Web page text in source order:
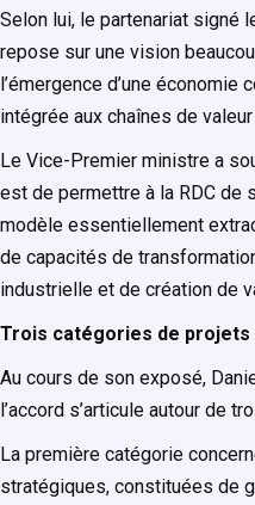
Selon lui, le partenariat signé
repose sur une vision
l’émergence d’une
intégrée aux chaînes de
Le Vice-Premier ministre a
est de permettre à la RDC de
modèle essentiellement
de capacités de
industrielle et de création de
Trois catégories de
Au cours de son exposé,
l’accord s’articule autour de
La première catégorie
stratégiques, constituées de